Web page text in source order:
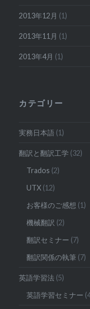
2013年12月 (1)
2013年11月 (1)
2013年4月 (1)
カテゴリー
実務日本語 (1)
翻訳と翻訳工学 (32)
Trados (2)
UTX (12)
お客様のご感想 (1)
機械翻訳 (2)
翻訳セミナー (7)
翻訳関係の執筆 (7)
英語学習法 (5)
英語学習セミナー